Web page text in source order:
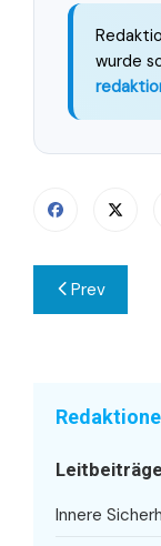
wurde
Prev
Leitbeiträge
Innere